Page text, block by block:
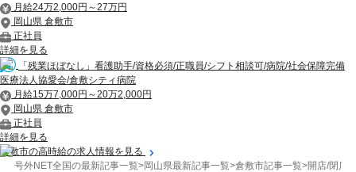
月給24万2,000円～27万円
岡山県 倉敷市
正社員
詳細を見る
「残業ほぼなし」看護助手/資格必須/正職員/シフト相談可/病院/社会保障完備
医療法人協愛会/倉敷シティ病院
月給15万7,000円～20万2,000円
岡山県 倉敷市
正社員
詳細を見る
倉敷市の高時給の求人情報を見る
号外NET全国の最新記事一覧>岡山県最新記事一覧>倉敷市記事一覧>開店/閉店